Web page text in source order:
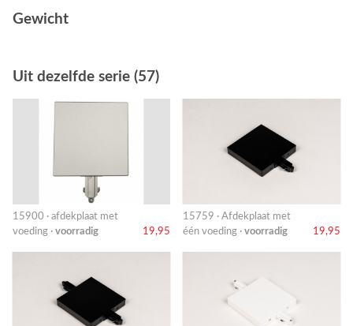
Gewicht
Uit dezelfde serie (57)
15900 · afdekplaat met
voeding · voorradig 19,95
15759 · Afdekplaat met
één voeding · voorradig 19,95